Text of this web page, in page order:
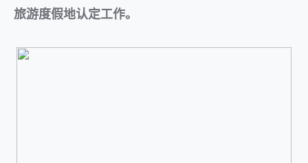
旅游度假地认定工作。